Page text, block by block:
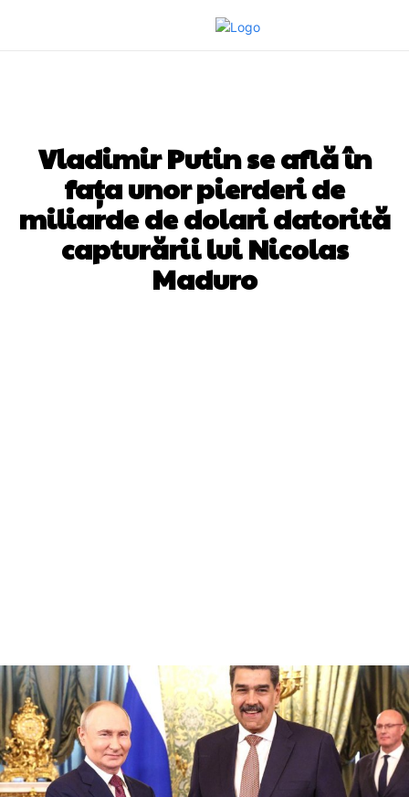
Vladimir Putin se află în
fața unor pierderi de
miliarde de dolari datorită
capturării lui Nicolas
Maduro